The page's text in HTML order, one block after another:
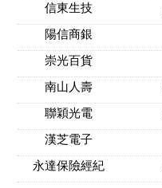
信東生技
陽信商銀
崇光百貨
南山人壽
聯穎光電
漢芝電子
永達保險經紀